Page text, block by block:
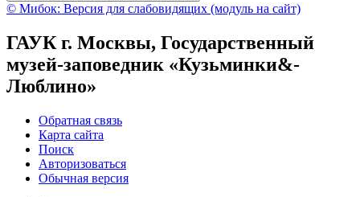
© Мибок: Версия для слабовидящих (модуль на сайт)
ГАУК г. Москвы, Государственный
музей-заповедник «Кузьминки&-
Люблино»
Обратная связь
Карта сайта
Поиск
Авторизоваться
Обычная версия